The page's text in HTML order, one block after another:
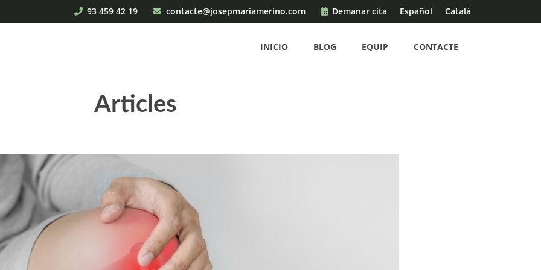
93 459 42 19 contacte@josepmariamerino.com Demanar cita Español Català
INICIO BLOG EQUIP CONTACTE
Articles